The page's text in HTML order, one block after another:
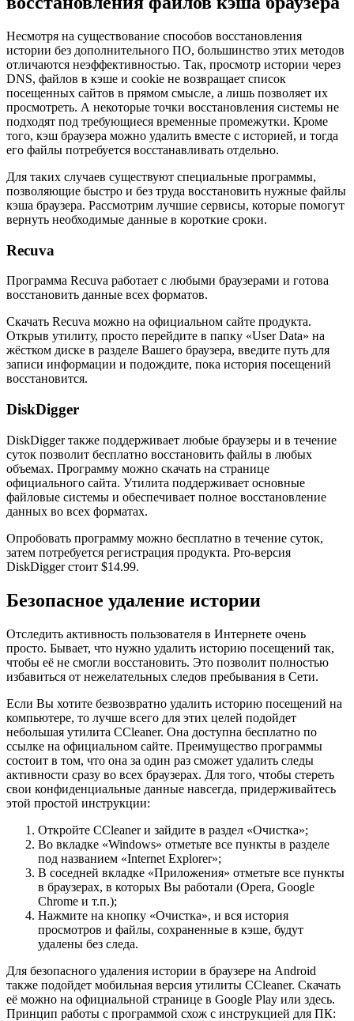
Несмотря на существование способов восстановления
истории без дополнительного ПО, большинство этих методов
отличаются неэффективностью. Так, просмотр истории через
DNS, файлов в кэше и cookie не возвращает список
посещенных сайтов в прямом смысле, а лишь позволяет их
просмотреть. А некоторые точки восстановления системы не
подходят под требующиеся временные промежутки. Кроме
того, кэш браузера можно удалить вместе с историей, и тогда
его файлы потребуется восстанавливать отдельно.
Для таких случаев существуют специальные программы,
позволяющие быстро и без труда восстановить нужные файлы
кэша браузера. Рассмотрим лучшие сервисы, которые помогут
вернуть необходимые данные в короткие сроки.
Recuva
Программа Recuva работает с любыми браузерами и готова
восстановить данные всех форматов.
Скачать Recuva можно на официальном сайте продукта.
Открыв утилиту, просто перейдите в папку «User Data» на
жёстком диске в разделе Вашего браузера, введите путь для
записи информации и подождите, пока история посещений
восстановится.
DiskDigger
DiskDigger также поддерживает любые браузеры и в течение
суток позволит бесплатно восстановить файлы в любых
объемах. Программу можно скачать на странице
официального сайта. Утилита поддерживает основные
файловые системы и обеспечивает полное восстановление
данных во всех форматах.
Опробовать программу можно бесплатно в течение суток,
затем потребуется регистрация продукта. Pro-версия
DiskDigger стоит $14.99.
Безопасное удаление истории
Отследить активность пользователя в Интернете очень
просто. Бывает, что нужно удалить историю посещений так,
чтобы её не смогли восстановить. Это позволит полностью
избавиться от нежелательных следов пребывания в Сети.
Если Вы хотите безвозвратно удалить историю посещений на
компьютере, то лучше всего для этих целей подойдет
небольшая утилита CCleaner. Она доступна бесплатно по
ссылке на официальном сайте. Преимущество программы
состоит в том, что она за один раз сможет удалить следы
активности сразу во всех браузерах. Для того, чтобы стереть
свои конфиденциальные данные навсегда, придерживайтесь
этой простой инструкции:
Откройте CCleaner и зайдите в раздел «Очистка»;
Во вкладке «Windows» отметьте все пункты в разделе
под названием «Internet Explorer»;
В соседней вкладке «Приложения» отметьте все пункты
в браузерах, в которых Вы работали (Opera, Google
Chrome и т.п.);
Нажмите на кнопку «Очистка», и вся история
просмотров и файлы, сохраненные в кэше, будут
удалены без следа.
Для безопасного удаления истории в браузере на Android
также подойдет мобильная версия утилиты CCleaner. Скачать
её можно на официальной странице в Google Play или здесь.
Принцип работы с программой схож с инструкцией для ПК: